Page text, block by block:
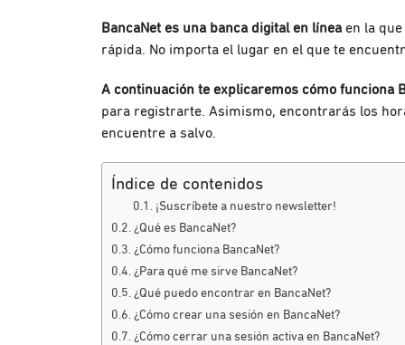
BancaNet es una banca digital en línea en la
rápida. No importa el lugar en el que te
A continuación te explicaremos cómo funciona
para registrarte. Asimismo, encontrarás los
encuentre a salvo.
Índice de contenidos
¡Suscríbete a nuestro newsletter!
¿Qué es BancaNet?
¿Cómo funciona BancaNet?
¿Para qué me sirve BancaNet?
¿Qué puedo encontrar en BancaNet?
¿Cómo crear una sesión en BancaNet?
¿Cómo cerrar una sesión activa en BancaNet?